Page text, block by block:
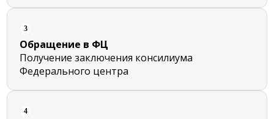
3
Обращение в ФЦ
Получение заключения консилиума
Федерального центра
4